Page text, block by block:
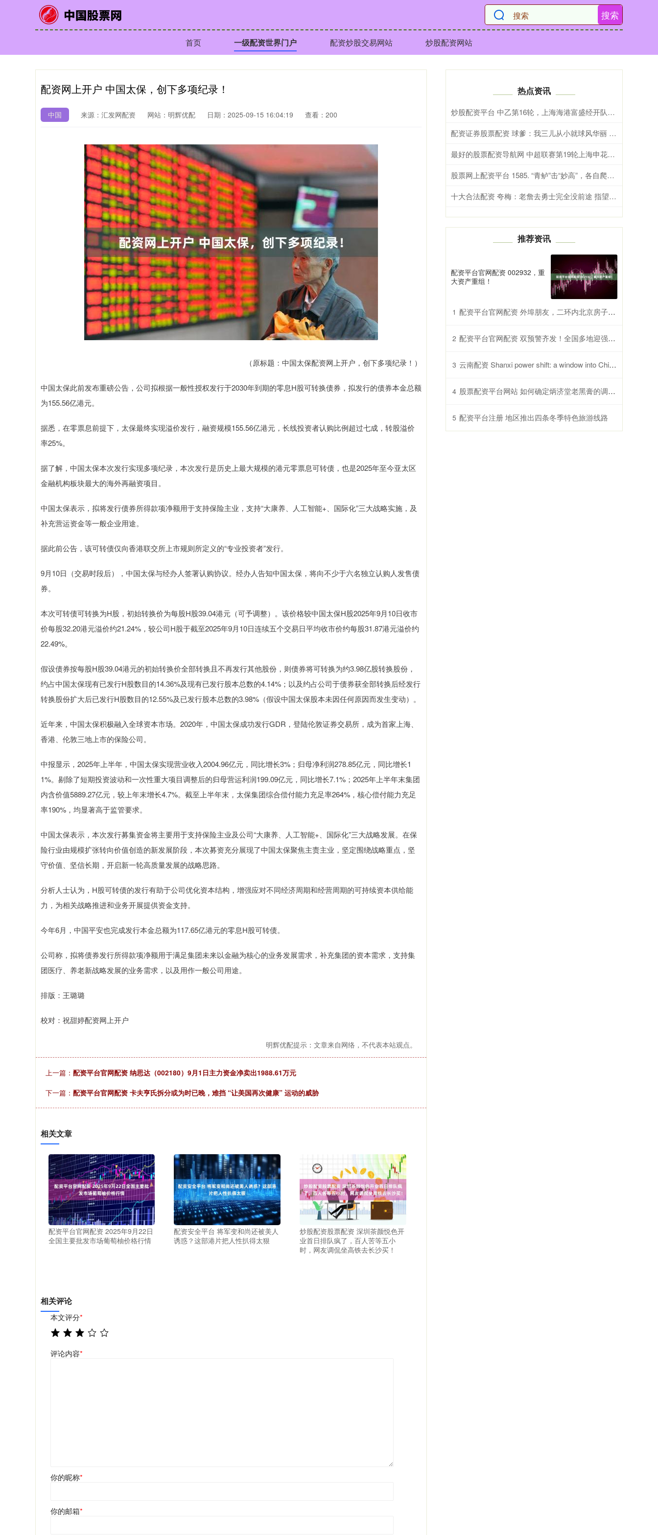
搜索
首页 一级配资世界门户 配资炒股交易网站 炒股配资网站
配资网上开户 中国太保，创下多项纪录！
中国 来源：汇发网配资 网站：明辉优配 日期：2025-09-15 16:04:19 查看：200
（原标题：中国太保配资网上开户，创下多项纪录！）
中国太保此前发布重磅公告，公司拟根据一般性授权发行于2030年到期的零息H股可转换债券，拟发行的债券本金总额
为155.56亿港元。
据悉，在零票息前提下，太保最终实现溢价发行，融资规模155.56亿港元，长线投资者认购比例超过七成，转股溢价
率25%。
据了解，中国太保本次发行实现多项纪录，本次发行是历史上最大规模的港元零票息可转债，也是2025年至今亚太区
金融机构板块最大的海外再融资项目。
中国太保表示，拟将发行债券所得款项净额用于支持保险主业，支持“大康养、人工智能+、国际化”三大战略实施，及
补充营运资金等一般企业用途。
据此前公告，该可转债仅向香港联交所上市规则所定义的“专业投资者”发行。
9月10日（交易时段后），中国太保与经办人签署认购协议。经办人告知中国太保，将向不少于六名独立认购人发售债
券。
本次可转债可转换为H股，初始转换价为每股H股39.04港元（可予调整）。该价格较中国太保H股2025年9月10日收市
价每股32.20港元溢价约21.24%，较公司H股于截至2025年9月10日连续五个交易日平均收市价约每股31.87港元溢价约
22.49%。
假设债券按每股H股39.04港元的初始转换价全部转换且不再发行其他股份，则债券将可转换为约3.98亿股转换股份，
约占中国太保现有已发行H股数目的14.36%及现有已发行股本总数的4.14%；以及约占公司于债券获全部转换后经发行
转换股份扩大后已发行H股数目的12.55%及已发行股本总数的3.98%（假设中国太保股本未因任何原因而发生变动）。
近年来，中国太保积极融入全球资本市场。2020年，中国太保成功发行GDR，登陆伦敦证券交易所，成为首家上海、
香港、伦敦三地上市的保险公司。
中报显示，2025年上半年，中国太保实现营业收入2004.96亿元，同比增长3%；归母净利润278.85亿元，同比增长1
1%。剔除了短期投资波动和一次性重大项目调整后的归母营运利润199.09亿元，同比增长7.1%；2025年上半年末集团
内含价值5889.27亿元，较上年末增长4.7%。截至上半年末，太保集团综合偿付能力充足率264%，核心偿付能力充足
率190%，均显著高于监管要求。
中国太保表示，本次发行募集资金将主要用于支持保险主业及公司“大康养、人工智能+、国际化”三大战略发展。在保
险行业由规模扩张转向价值创造的新发展阶段，本次募资充分展现了中国太保聚焦主责主业，坚定围绕战略重点，坚
守价值、坚信长期，开启新一轮高质量发展的战略思路。
分析人士认为，H股可转债的发行有助于公司优化资本结构，增强应对不同经济周期和经营周期的可持续资本供给能
力，为相关战略推进和业务开展提供资金支持。
今年6月，中国平安也完成发行本金总额为117.65亿港元的零息H股可转债。
公司称，拟将债券发行所得款项净额用于满足集团未来以金融为核心的业务发展需求，补充集团的资本需求，支持集
团医疗、养老新战略发展的业务需求，以及用作一般公司用途。
排版：王璐璐
校对：祝甜婷配资网上开户
明辉优配提示：文章来自网络，不代表本站观点。
上一篇： 配资平台官网配资 纳思达（002180）9月1日主力资金净卖出1988.61万元
下一篇： 配资平台官网配资 卡夫亨氏拆分或为时已晚，难挡 “让美国再次健康” 运动的威胁
相关文章
配资平台官网配资 2025年9月22日
全国主要批发市场葡萄柚价格行情
配资安全平台 将军变和尚还被美人
诱惑？这部港片把人性扒得太狠
炒股配资股票配资 深圳茶颜悦色开
业首日排队疯了，百人苦等五小
时，网友调侃坐高铁去长沙买！
相关评论
本文评分*
评论内容*
你的昵称*
你的邮箱*
热点资讯
炒股配资平台 中乙第16轮，上海海港富盛经开队vs山西崇德荣海队，今日首发名单
配资证券股票配资 球爹：我三儿从小就球风华丽 就像贝多芬虽然聋但仍能创作
最好的股票配资导航网 中超联赛第19轮上海申花0-2天津津门虎 Match Day比赛日纪实
股票网上配资平台 1585. “青鲈”击“妙高”，各自爬回家（中）
十大合法配资 夸梅：老詹去勇士完全没前途 指望这些老将保持健康根本不可能
推荐资讯
配资平台官网配资 002932，重
大资产重组！
1 配资平台官网配资 外埠朋友，二环内北京房子，没有滤镜
2 配资平台官网配资 双预警齐发！全国多地迎强降雨与大风天气，出行请注意
3 云南配资 Shanxi power shift: a window into China&#39;s energy transition_搜狐网
4 股票配资平台网站 如何确定炳济堂老黑膏的调理周期
5 配资平台注册 地区推出四条冬季特色旅游线路